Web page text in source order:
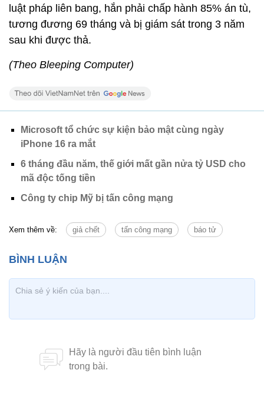
luật pháp liên bang, hắn phải chấp hành 85% án tù,
tương đương 69 tháng và bị giám sát trong 3 năm
sau khi được thả.
(Theo Bleeping Computer)
Microsoft tổ chức sự kiện bảo mật cùng ngày
iPhone 16 ra mắt
6 tháng đầu năm, thế giới mất gần nửa tỷ USD cho
mã độc tống tiền
Công ty chip Mỹ bị tấn công mạng
Xem thêm về: giả chết tấn công mạng báo tử